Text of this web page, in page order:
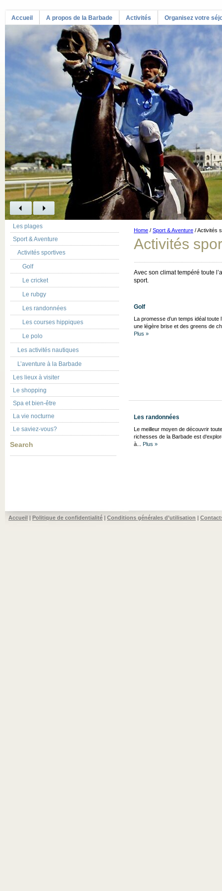
Accueil A propos de la Barbade Activités Organisez votre
Les plages
Sport & Aventure
Activités sportives
Golf
Le cricket
Le rubgy
Les randonnées
Les courses hippiques
Le polo
Les activités nautiques
L’aventure à la Barbade
Les lieux à visiter
Le shopping
Spa et bien-être
La vie nocturne
Le saviez-vous?
Search
Home / Sport & Aventure / Activités
Activités
Avec son climat tempéré toute
sport.
Golf
La promesse d’un temps idéal toute
une légère brise et des greens de
Plus »
Les randonnées
Le meilleur moyen de découvrir
richesses de la Barbade est
à... Plus »
Accueil | Politique de confidentialité | Conditions générales d’utilisation |